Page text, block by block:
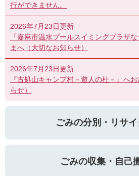
行ができません。
2026年7月23日更新
「嘉麻市温水プールスイミングプラザ
まへ（大切なお知らせ）
2026年7月23日更新
『古処山キャンプ村－遊人の杜－』へ
らせ）
ごみの分別・リサ
ごみの収集・自己